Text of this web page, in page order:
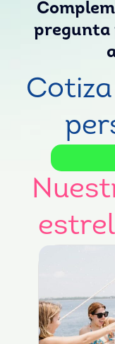
pregunta